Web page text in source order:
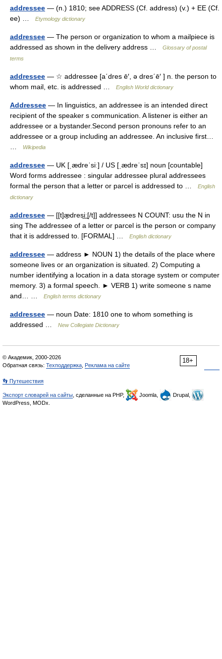
addressee — (n.) 1810; see ADDRESS (Cf. address) (v.) + EE (Cf.
ee) …
Etymology dictionary
addressee — The person or organization to whom a mailpiece is
addressed as shown in the delivery address …
Glossary of postal
terms
addressee — ☆ addressee [a΄dres ē′, ə dres΄ē′ ] n. the person to
whom mail, etc. is addressed …
English World dictionary
Addressee — In linguistics, an addressee is an intended direct
recipient of the speaker s communication. A listener is either an
addressee or a bystander.Second person pronouns refer to an
addressee or a group including an addressee. An inclusive first…
Wikipedia
addressee — UK [ˌædreˈsiː] / US [ˌædreˈsɪ] noun [countable]
Word forms addressee : singular addressee plural addressees
formal the person that a letter or parcel is addressed to …
English
dictionary
addressee — [[t]æ̱dresi͟ː[/t]] addressees N COUNT: usu the N in
sing The addressee of a letter or parcel is the person or company
that it is addressed to. [FORMAL] …
English dictionary
addressee — address ► NOUN 1) the details of the place where
someone lives or an organization is situated. 2) Computing a
number identifying a location in a data storage system or computer
memory. 3) a formal speech. ► VERB 1) write someone s name
and… …
English terms dictionary
addressee — noun Date: 1810 one to whom something is
addressed …
New Collegiate Dictionary
18+
© Академик, 2000-2026
Обратная связь: Техподдержка Реклама на сайте
👣 Путешествия
Экспорт словарей на сайты , сделанные на PHP, Joomla,
Drupal,
WordPress, MODx.